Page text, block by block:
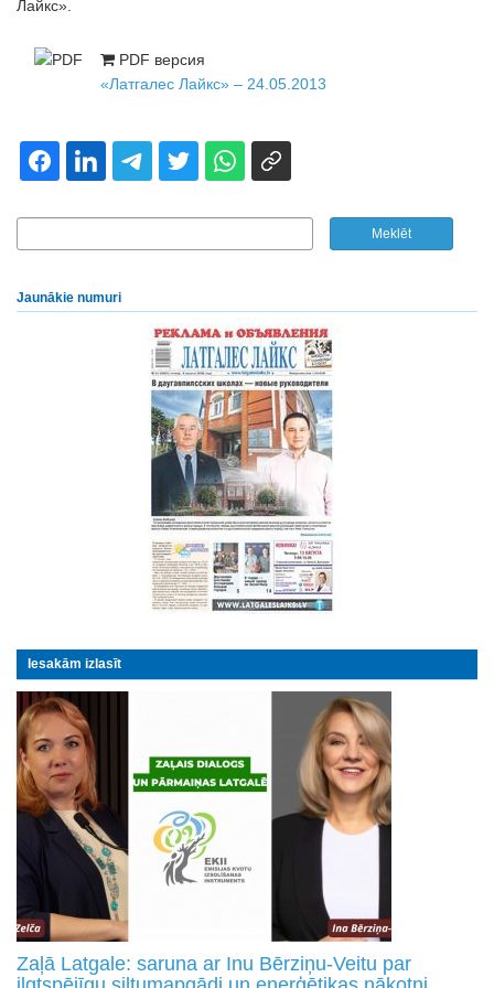
Лайкс».
PDF версия
«Латгалес Лайкс» – 24.05.2013
Jaunākie numuri
Iesakām izlasīt
Zaļā Latgale: saruna ar Inu Bērziņu-Veitu par